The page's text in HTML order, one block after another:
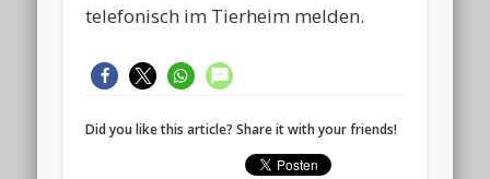
telefonisch im Tierheim melden.
Did you like this article? Share it with your friends!